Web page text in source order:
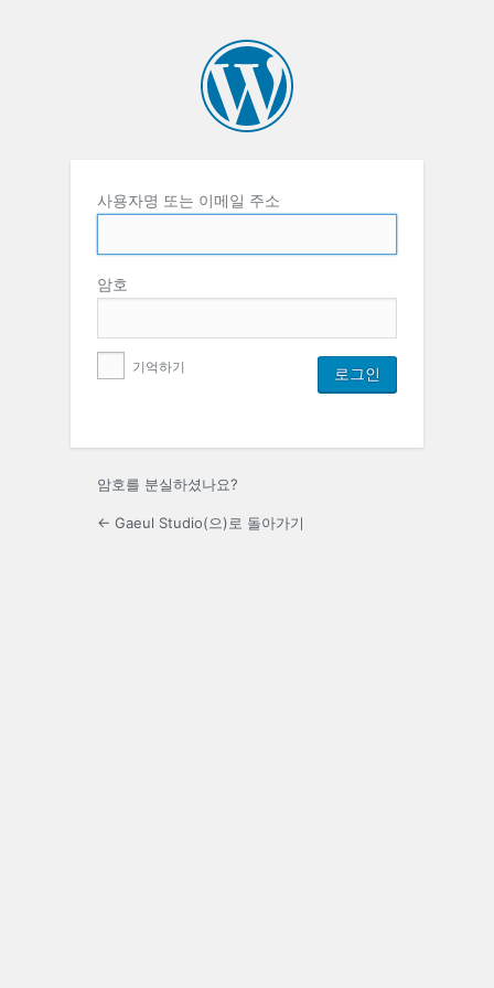
사용자명 또는 이메일 주소
암호
기억하기
암호를 분실하셨나요?
← Gaeul Studio(으)로 돌아가기